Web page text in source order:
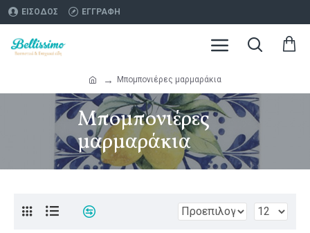
ΕΊΣΟΔΟΣ ΕΓΓΡΑΦΉ
Μπομπονιέρες μαρμαράκια
Μπομπονιέρες
μαρμαράκια